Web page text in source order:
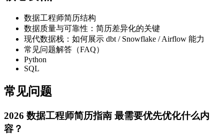
数据工程师简历结构
数据质量与可靠性：简历差异化的关键
现代数据栈：如何展示 dbt / Snowflake / Airflow 能力
常见问题解答（FAQ）
Python
SQL
常见问题
2026 数据工程师简历指南 最需要优先优化什么内
容？